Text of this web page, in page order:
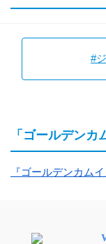
#
「ゴールデンカ
『ゴールデンカム